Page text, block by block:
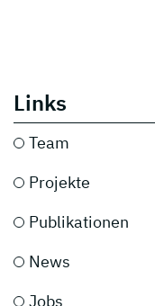
Links
Team
Projekte
Publikationen
News
Jobs